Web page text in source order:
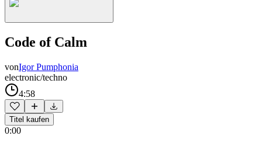
Code of Calm
vonIgor Pumphonia
electronic/techno
4:58
Titel kaufen
0:00